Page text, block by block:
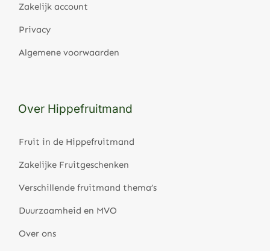
Zakelijk account
Privacy
Algemene voorwaarden
Over Hippefruitmand
Fruit in de Hippefruitmand
Zakelijke Fruitgeschenken
Verschillende fruitmand thema’s
Duurzaamheid en MVO
Over ons